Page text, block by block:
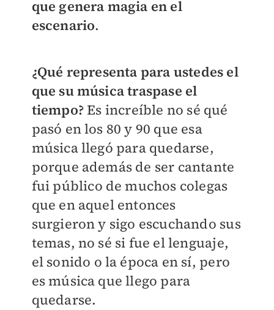
que genera magia en el
escenario.
¿Qué representa para ustedes el
que su música traspase el
tiempo?Es increíble no sé qué
pasó en los 80 y 90 que esa
música llegó para quedarse,
porque además de ser cantante
fui público de muchos colegas
que en aquel entonces
surgieron y sigo escuchando sus
temas, no sé si fue el lenguaje,
el sonido o la época en sí, pero
es música que llego para
quedarse.